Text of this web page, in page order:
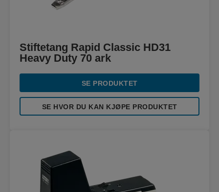
Stiftetang Rapid Classic HD31
Heavy Duty 70 ark
SE PRODUKTET
SE HVOR DU KAN KJØPE PRODUKTET